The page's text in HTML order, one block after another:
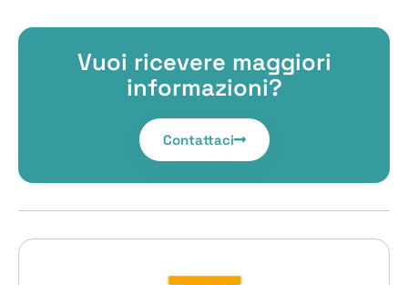
Vuoi ricevere maggiori
informazioni?
Contattaci